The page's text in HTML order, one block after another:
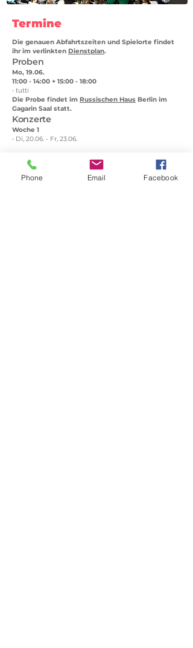
Termine
Die genauen Abfahrtszeiten und Spielorte findet
ihr im verlinkten Dienstplan.
Proben
Mo, 19.06.
11:00 - 14:00 + 15:00 - 18:00
• tutti
Die Probe findet im Russischen Haus Berlin im
Gagarin Saal statt.
Konzerte
Woche 1
• Di, 20.06. - Fr, 23.06.
Woche 2
• Di, 27.06. - Fr, 30.06.
Phone Email Facebook